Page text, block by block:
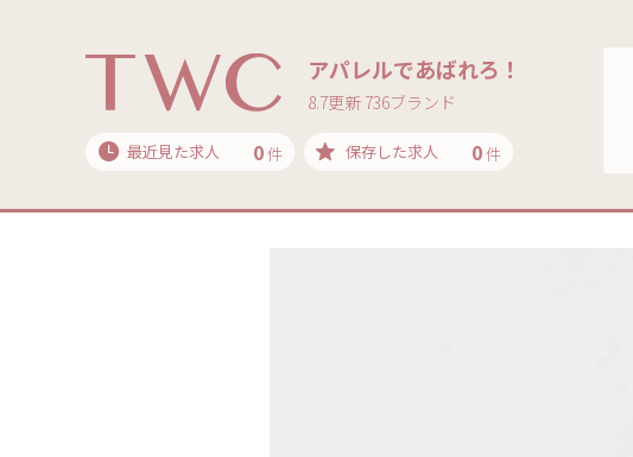
アパレルであばれろ！
8.7更新 736ブランド
最近見た求人 0件 保存した求人 0件